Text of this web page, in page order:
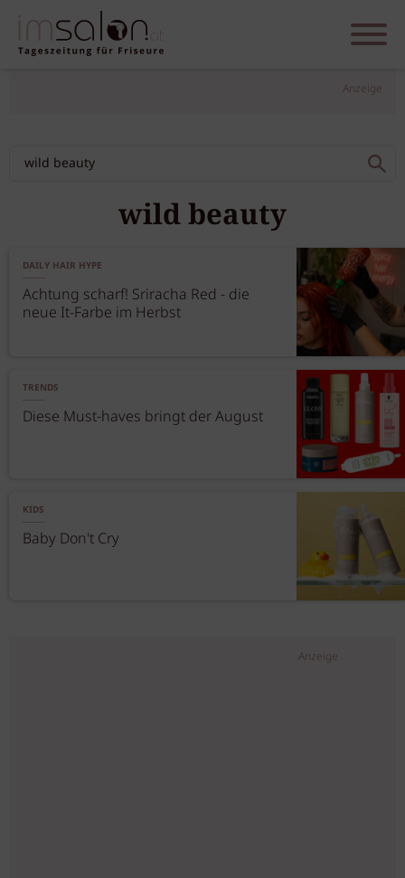
Anzeige
wild beauty
DAILY HAIR HYPE
Achtung scharf! Sriracha Red - die
neue It-Farbe im Herbst
TRENDS
Diese Must-haves bringt der August
KIDS
Baby Don't Cry
Anzeige